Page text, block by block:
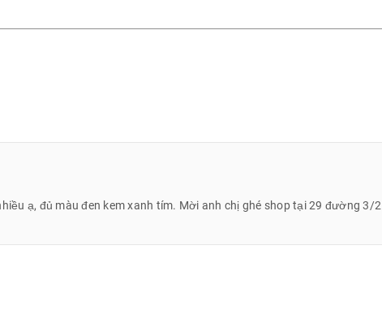
ạ, đủ màu đen kem xanh tím. Mời anh chị ghé shop tại 29 đường 3/2